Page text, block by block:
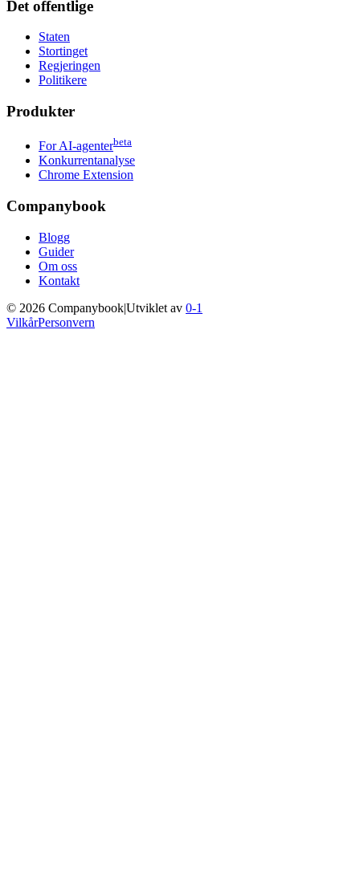
Det offentlige
Staten
Stortinget
Regjeringen
Politikere
Produkter
For AI-agenterbeta
Konkurrentanalyse
Chrome Extension
Companybook
Blogg
Guider
Om oss
Kontakt
© 2026 Companybook|Utviklet av 0-1
VilkårPersonvern